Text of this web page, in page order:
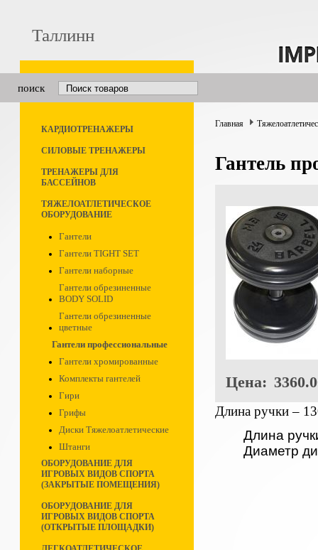
Таллинн
поиск
КАРДИОТРЕНАЖЕРЫ
СИЛОВЫЕ ТРЕНАЖЕРЫ
ТРЕНАЖЕРЫ ДЛЯ
БАССЕЙНОВ
ТЯЖЕЛОАТЛЕТИЧЕСКОЕ
ОБОРУДОВАНИЕ
Гантели
Гантели TIGHT SET
Гантели наборные
Гантели обрезиненные
BODY SOLID
Гантели обрезиненные
цветные
Гантели профессиональные
Гантели хромированные
Комплекты гантелей
Гири
Грифы
Диски Тяжелоатлетические
Штанги
ОБОРУДОВАНИЕ ДЛЯ
ИГРОВЫХ ВИДОВ СПОРТА
(ЗАКРЫТЫЕ ПОМЕЩЕНИЯ)
ОБОРУДОВАНИЕ ДЛЯ
ИГРОВЫХ ВИДОВ СПОРТА
(ОТКРЫТЫЕ ПЛОЩАДКИ)
Главная
Гантель
Цена:
Длина ручки –
Длина
Диаметр